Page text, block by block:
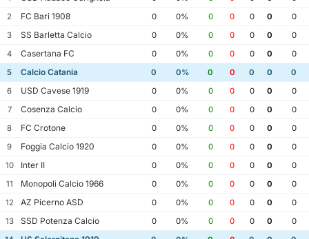
2
FC Bari 1908 0 0% 0 0 0 0
0
3
SS Barletta Calcio 0 0% 0 0 0 0
0
4
Casertana FC 0 0% 0 0 0 0
0
5
Calcio Catania 0 0% 0 0 0 0
0
6
USD Cavese 1919 0 0% 0 0 0 0
0
7
Cosenza Calcio 0 0% 0 0 0 0
0
8
FC Crotone 0 0% 0 0 0 0
0
9
Foggia Calcio 1920 0 0% 0 0 0 0
0
10
Inter II 0 0% 0 0 0 0
0
11
Monopoli Calcio 1966 0 0% 0 0 0 0
0
12
AZ Picerno ASD 0 0% 0 0 0 0
0
13
SSD Potenza Calcio 0 0% 0 0 0 0
0